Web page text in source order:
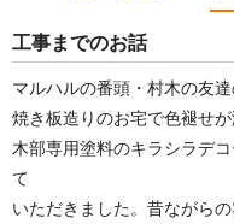
工事までのお話
マルハルの番頭・村木の友
焼き板造りのお宅で色褪せ
木部専用塗料のキラシラデ
て
いただきました。昔ながら